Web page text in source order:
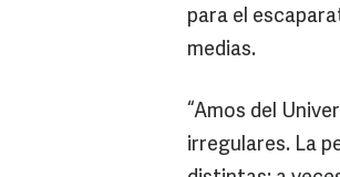
para el
medias.
“Amos del
irregulares. La